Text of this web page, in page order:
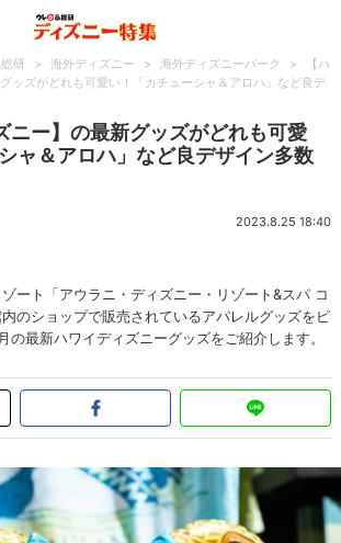
研 > 海外ディズニー > 海外ディズニーパーク >
【ハ
ッズがどれも可愛い！「カチューシャ＆アロハ」など良デ
ニー】の最新グッズがどれも可愛
ャ＆アロハ」など良デザイン多数
2023.8.25 18:40
ート「アウラニ・ディズニー・リゾート&スパ コ
のショップで販売されているアパレルグッズをピ
の最新ハワイディズニーグッズをご紹介します。